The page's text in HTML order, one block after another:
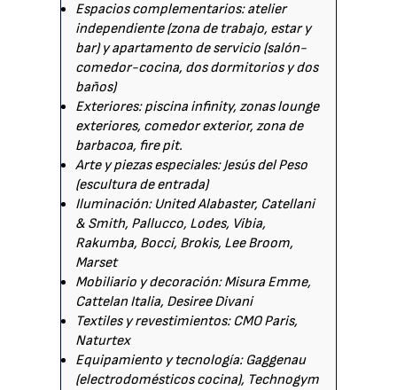
Espacios complementarios: atelier
independiente (zona de trabajo, estar y
bar) y apartamento de servicio (salón-
comedor-cocina, dos dormitorios y dos
baños)
Exteriores: piscina infinity, zonas lounge
exteriores, comedor exterior, zona de
barbacoa, fire pit.
Arte y piezas especiales: Jesús del Peso
(escultura de entrada)
Iluminación: United Alabaster, Catellani
& Smith, Pallucco, Lodes, Vibia,
Rakumba, Bocci, Brokis, Lee Broom,
Marset
Mobiliario y decoración: Misura Emme,
Cattelan Italia, Desiree Divani
Textiles y revestimientos: CMO Paris,
Naturtex
Equipamiento y tecnología: Gaggenau
(electrodomésticos cocina), Technogym